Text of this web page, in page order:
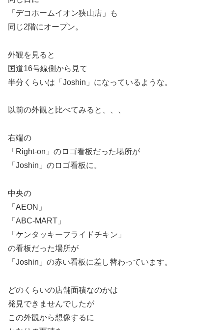
「デコホームイオン狭山店」も
同じ2階にオープン。
外観を見ると
国道16号線側から見て
半分くらいは「Joshin」になっているような。
以前の外観と比べてみると、、、
右端の
「Right-on」のロゴ看板だった場所が
「Joshin」のロゴ看板に。
中央の
「AEON」
「ABC-MART」
「ケンタッキーフライドチキン」
の看板だった場所が
「Joshin」の赤い看板に差し替わっています。
どのくらいの店舗面積なのかは
発見できませんでしたが
この外観から想像するに